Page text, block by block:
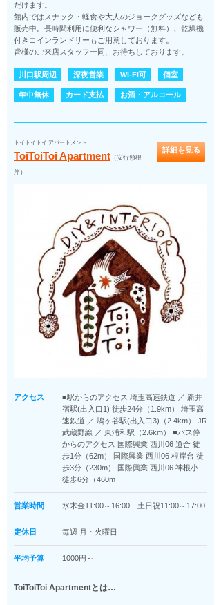
だけます。
館内ではスナック・軽食や大人のジョークグッズなども
販売中。長時間利用に便利なシャワー（無料）、乾燥機
付きコインランドリーもご用意しております。
皆様のご来店スタッフ一同、お待ちしております。
川口駅周辺 深夜営業 Wi-Fi可 個室
年中無休 カード支払 お酒・アルコール
トイトイトイ アパートメント
ToiToiToi Apartment （安行領根
岸）
詳細を見る
アクセス
■駅からのアクセス 埼玉高速鉄道 ／ 新井
宿駅(出入口1) 徒歩24分（1.9km） 埼玉高
速鉄道 ／ 鳩ヶ谷駅(出入口3)（2.4km） JR
武蔵野線 ／ 東浦和駅（2.6km） ■バス停
からのアクセス 国際興業 西川06 道合 徒
歩1分（62m） 国際興業 西川06 根岸台 徒
歩3分（230m） 国際興業 西川06 神根小
徒歩6分（460m
営業時間 水木金11:00～16:00 土日祝11:00～17:00
定休日 毎週 月・火曜日
平均予算 1000円～
ToiToiToi Apartmentとは…